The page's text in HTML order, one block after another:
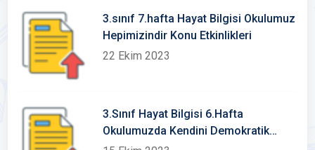
3.sınıf 7.hafta Hayat Bilgisi Okulumuz
Hepimizindir Konu Etkinlikleri
22 Ekim 2023
3.Sınıf Hayat Bilgisi 6.Hafta
Okulumuzda Kendini Demokratik